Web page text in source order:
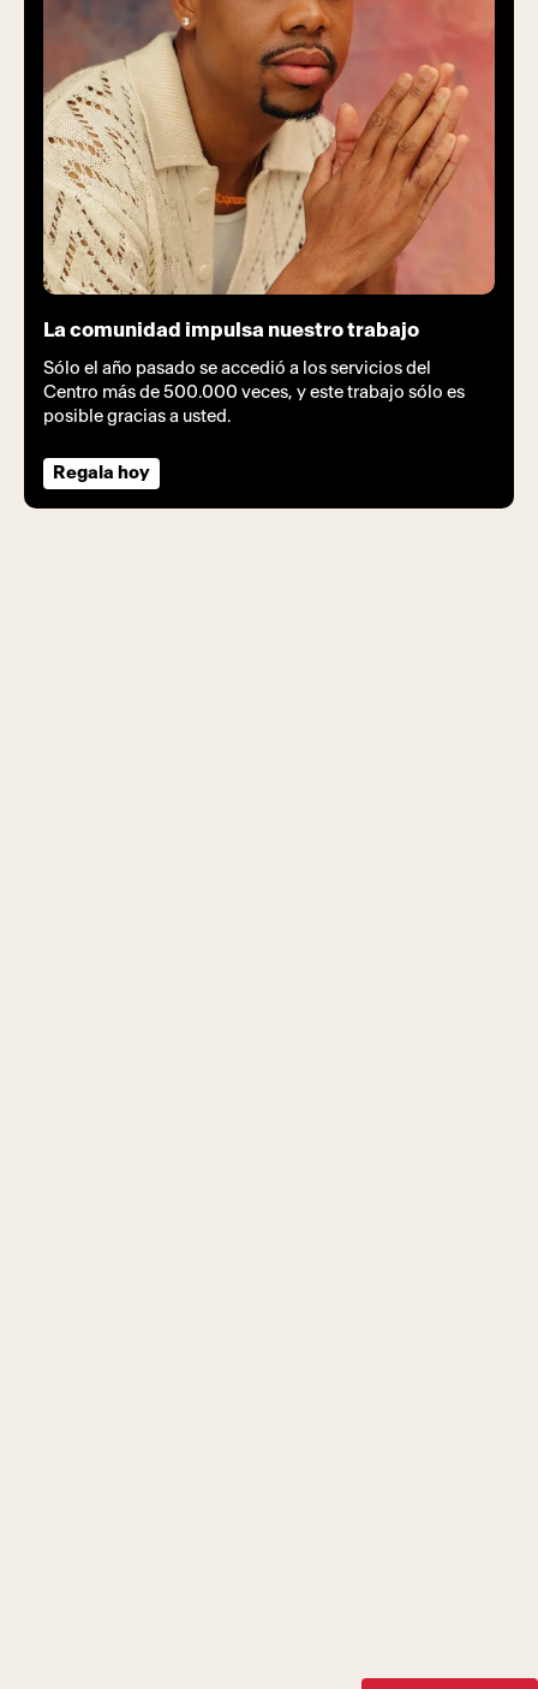
La comunidad impulsa nuestro trabajo
Sólo el año pasado se accedió a los servicios del
Centro más de 500.000 veces, y este trabajo sólo es
posible gracias a usted.
Regala hoy